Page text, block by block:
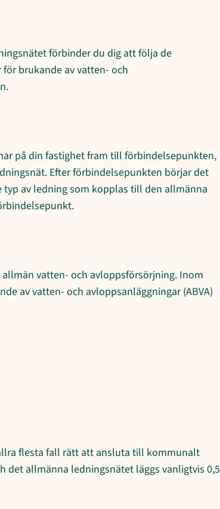
förbinder du dig att följa de
brukande av vatten- och
på din fastighet fram till förbindelsepunkten,
Efter förbindelsepunkten börjar det
typ av ledning som kopplas till den allmänna
vatten- och avloppsförsörjning. Inom
av vatten- och avloppsanläggningar (ABVA)
flesta fall rätt att ansluta till kommunalt
allmänna ledningsnätet läggs vanligtvis 0,5